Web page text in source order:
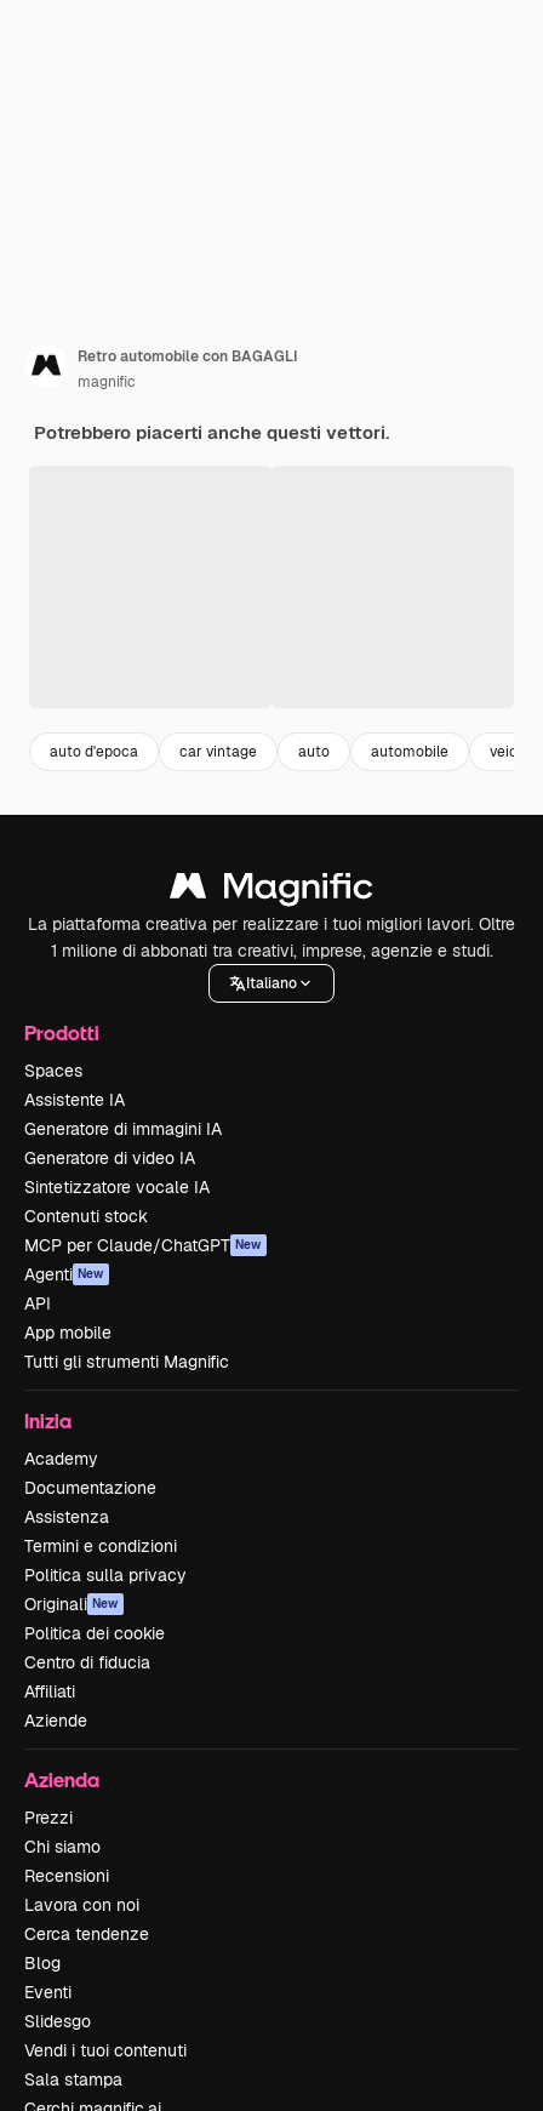
Retro automobile con BAGAGLI
magnific
Potrebbero piacerti anche questi vettori.
auto d'epoca car vintage auto automobile veicoli
La piattaforma creativa per realizzare i tuoi migliori lavori. Oltre
1 milione di abbonati tra creativi, imprese, agenzie e studi.
Italiano
Prodotti
Spaces
Assistente IA
Generatore di immagini IA
Generatore di video IA
Sintetizzatore vocale IA
Contenuti stock
MCP per Claude/ChatGPT New
Agenti New
API
App mobile
Tutti gli strumenti Magnific
Inizia
Academy
Documentazione
Assistenza
Termini e condizioni
Politica sulla privacy
Originali New
Politica dei cookie
Centro di fiducia
Affiliati
Aziende
Azienda
Prezzi
Chi siamo
Recensioni
Lavora con noi
Cerca tendenze
Blog
Eventi
Slidesgo
Vendi i tuoi contenuti
Sala stampa